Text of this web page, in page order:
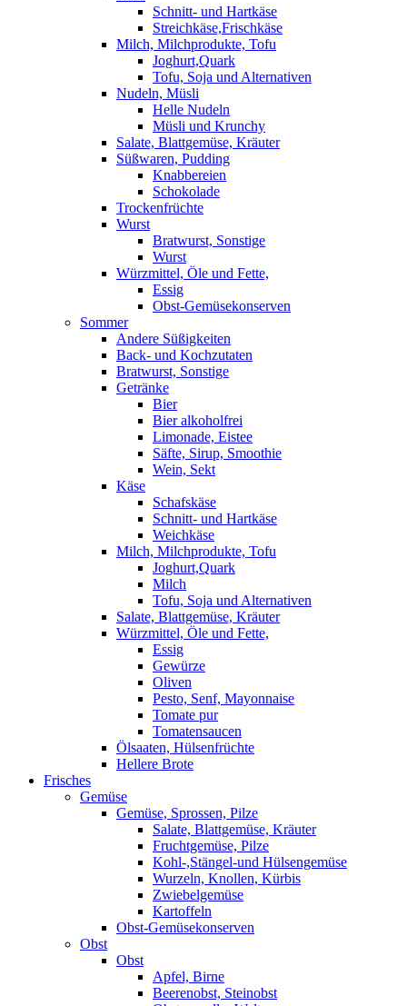
Schnitt- und Hartkäse
Streichkäse,Frischkäse
Milch, Milchprodukte, Tofu
Joghurt,Quark
Tofu, Soja und Alternativen
Nudeln, Müsli
Helle Nudeln
Müsli und Krunchy
Salate, Blattgemüse, Kräuter
Süßwaren, Pudding
Knabbereien
Schokolade
Trockenfrüchte
Wurst
Bratwurst, Sonstige
Wurst
Würzmittel, Öle und Fette,
Essig
Obst-Gemüsekonserven
Sommer
Andere Süßigkeiten
Back- und Kochzutaten
Bratwurst, Sonstige
Getränke
Bier
Bier alkoholfrei
Limonade, Eistee
Säfte, Sirup, Smoothie
Wein, Sekt
Käse
Schafskäse
Schnitt- und Hartkäse
Weichkäse
Milch, Milchprodukte, Tofu
Joghurt,Quark
Milch
Tofu, Soja und Alternativen
Salate, Blattgemüse, Kräuter
Würzmittel, Öle und Fette,
Essig
Gewürze
Oliven
Pesto, Senf, Mayonnaise
Tomate pur
Tomatensaucen
Ölsaaten, Hülsenfrüchte
Hellere Brote
Frisches
Gemüse
Gemüse, Sprossen, Pilze
Salate, Blattgemüse, Kräuter
Fruchtgemüse, Pilze
Kohl-,Stängel-und Hülsengemüse
Wurzeln, Knollen, Kürbis
Zwiebelgemüse
Kartoffeln
Obst-Gemüsekonserven
Obst
Obst
Apfel, Birne
Beerenobst, Steinobst